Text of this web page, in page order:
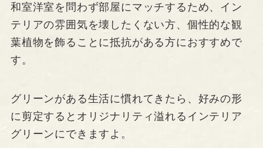
和室洋室を問わず部屋にマッチするため、イン
テリアの雰囲気を壊したくない方、個性的な観
葉植物を飾ることに抵抗がある方におすすめで
す。
グリーンがある生活に慣れてきたら、好みの形
に剪定するとオリジナリティ溢れるインテリア
グリーンにできますよ。